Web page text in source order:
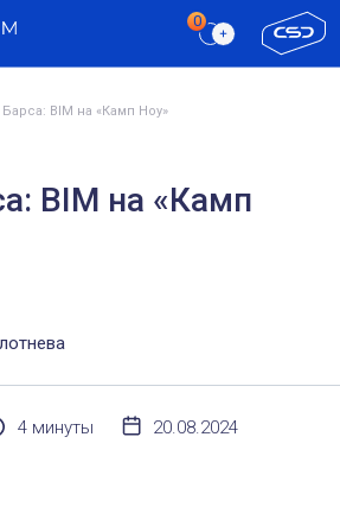
BIM на «Камп Ноу»
BIM на «Камп
4 минуты 20.08.2024